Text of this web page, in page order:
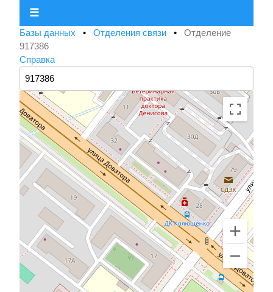
☰
Базы данных • Отделения связи • Отделение
917386
Справка